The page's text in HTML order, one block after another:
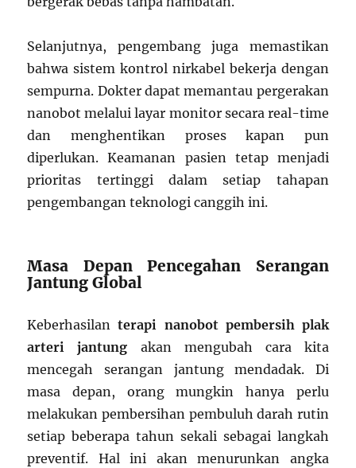
Selanjutnya, pengembang juga memastikan
bahwa sistem kontrol nirkabel bekerja dengan
sempurna. Dokter dapat memantau pergerakan
nanobot melalui layar monitor secara real-time
dan menghentikan proses kapan pun
diperlukan. Keamanan pasien tetap menjadi
prioritas tertinggi dalam setiap tahapan
pengembangan teknologi canggih ini.
Masa Depan Pencegahan Serangan
Jantung Global
Keberhasilanterapi nanobot pembersih plak
arteri jantung akan mengubah cara kita
mencegah serangan jantung mendadak. Di
masa depan, orang mungkin hanya perlu
melakukan pembersihan pembuluh darah rutin
setiap beberapa tahun sekali sebagai langkah
preventif. Hal ini akan menurunkan angka